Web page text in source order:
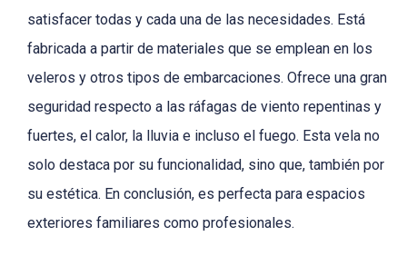
satisfacer todas y cada una de las necesidades. Está
fabricada a partir de materiales que se emplean en los
veleros y otros tipos de embarcaciones. Ofrece una gran
seguridad respecto a las ráfagas de viento repentinas y
fuertes, el calor, la lluvia e incluso el fuego. Esta vela no
solo destaca por su funcionalidad, sino que, también por
su estética. En conclusión, es perfecta para espacios
exteriores familiares como profesionales.